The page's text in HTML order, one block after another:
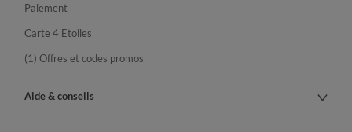
Paiement
Carte 4 Etoiles
(1) Offres et codes promos
Aide & conseils